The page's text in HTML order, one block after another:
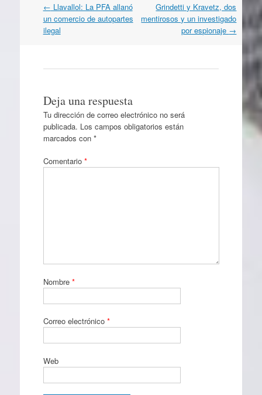
Navegación
por
artículos
← Llavallol: La PFA allanó
un comercio de autopartes
ilegal
Grindetti y Kravetz, dos
mentirosos y un investigado
por espionaje →
Deja una respuesta
Tu dirección de correo electrónico no será
publicada. Los campos obligatorios están
marcados con *
Comentario *
Nombre *
Correo electrónico *
Web